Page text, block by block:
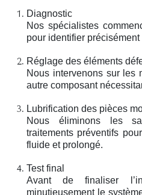
Diagnostic
Nos spécialistes
pour identifier
Réglage des éléments
Nous intervenons sur les
autre composant
Lubrification des pièces
Nous éliminons les
traitements préventifs
fluide et prolongé.
Test final
Avant de finaliser
minutieusement le